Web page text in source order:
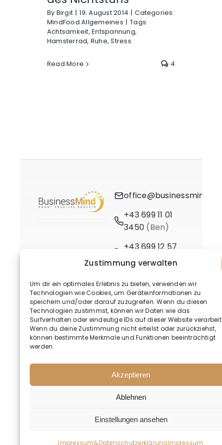
Zustimmung verwalten
Um dir ein optimales Erlebnis zu bieten, verwenden wir
Technologien wie Cookies, um Geräteinformationen zu
speichern und/oder darauf zuzugreifen. Wenn du diesen
Technologien zustimmst, können wir Daten wie das
Surfverhalten oder eindeutige IDs auf dieser Website
Wenn du deine Zustimmung nicht erteilst oder zurückziehst,
können bestimmte Merkmale und Funktionen beeinträchtigt
werden.
Akzeptieren
Ablehnen
Einstellungen ansehen
Impressum&DatenschutzerklärungImpressum
By Birgit | 19. August 2014 | Categories:
MindFood Allgemeines | Tags:
Achtsamkeit,Entspannung,
Hamsterrad, Ruhe,Stress
Read More 4
office@businessmind.at
+43 699 11 01
3450 (Ben)
+43 699 12 57
3661(Birgit)
© 2020 - 2026 • BusinessMind